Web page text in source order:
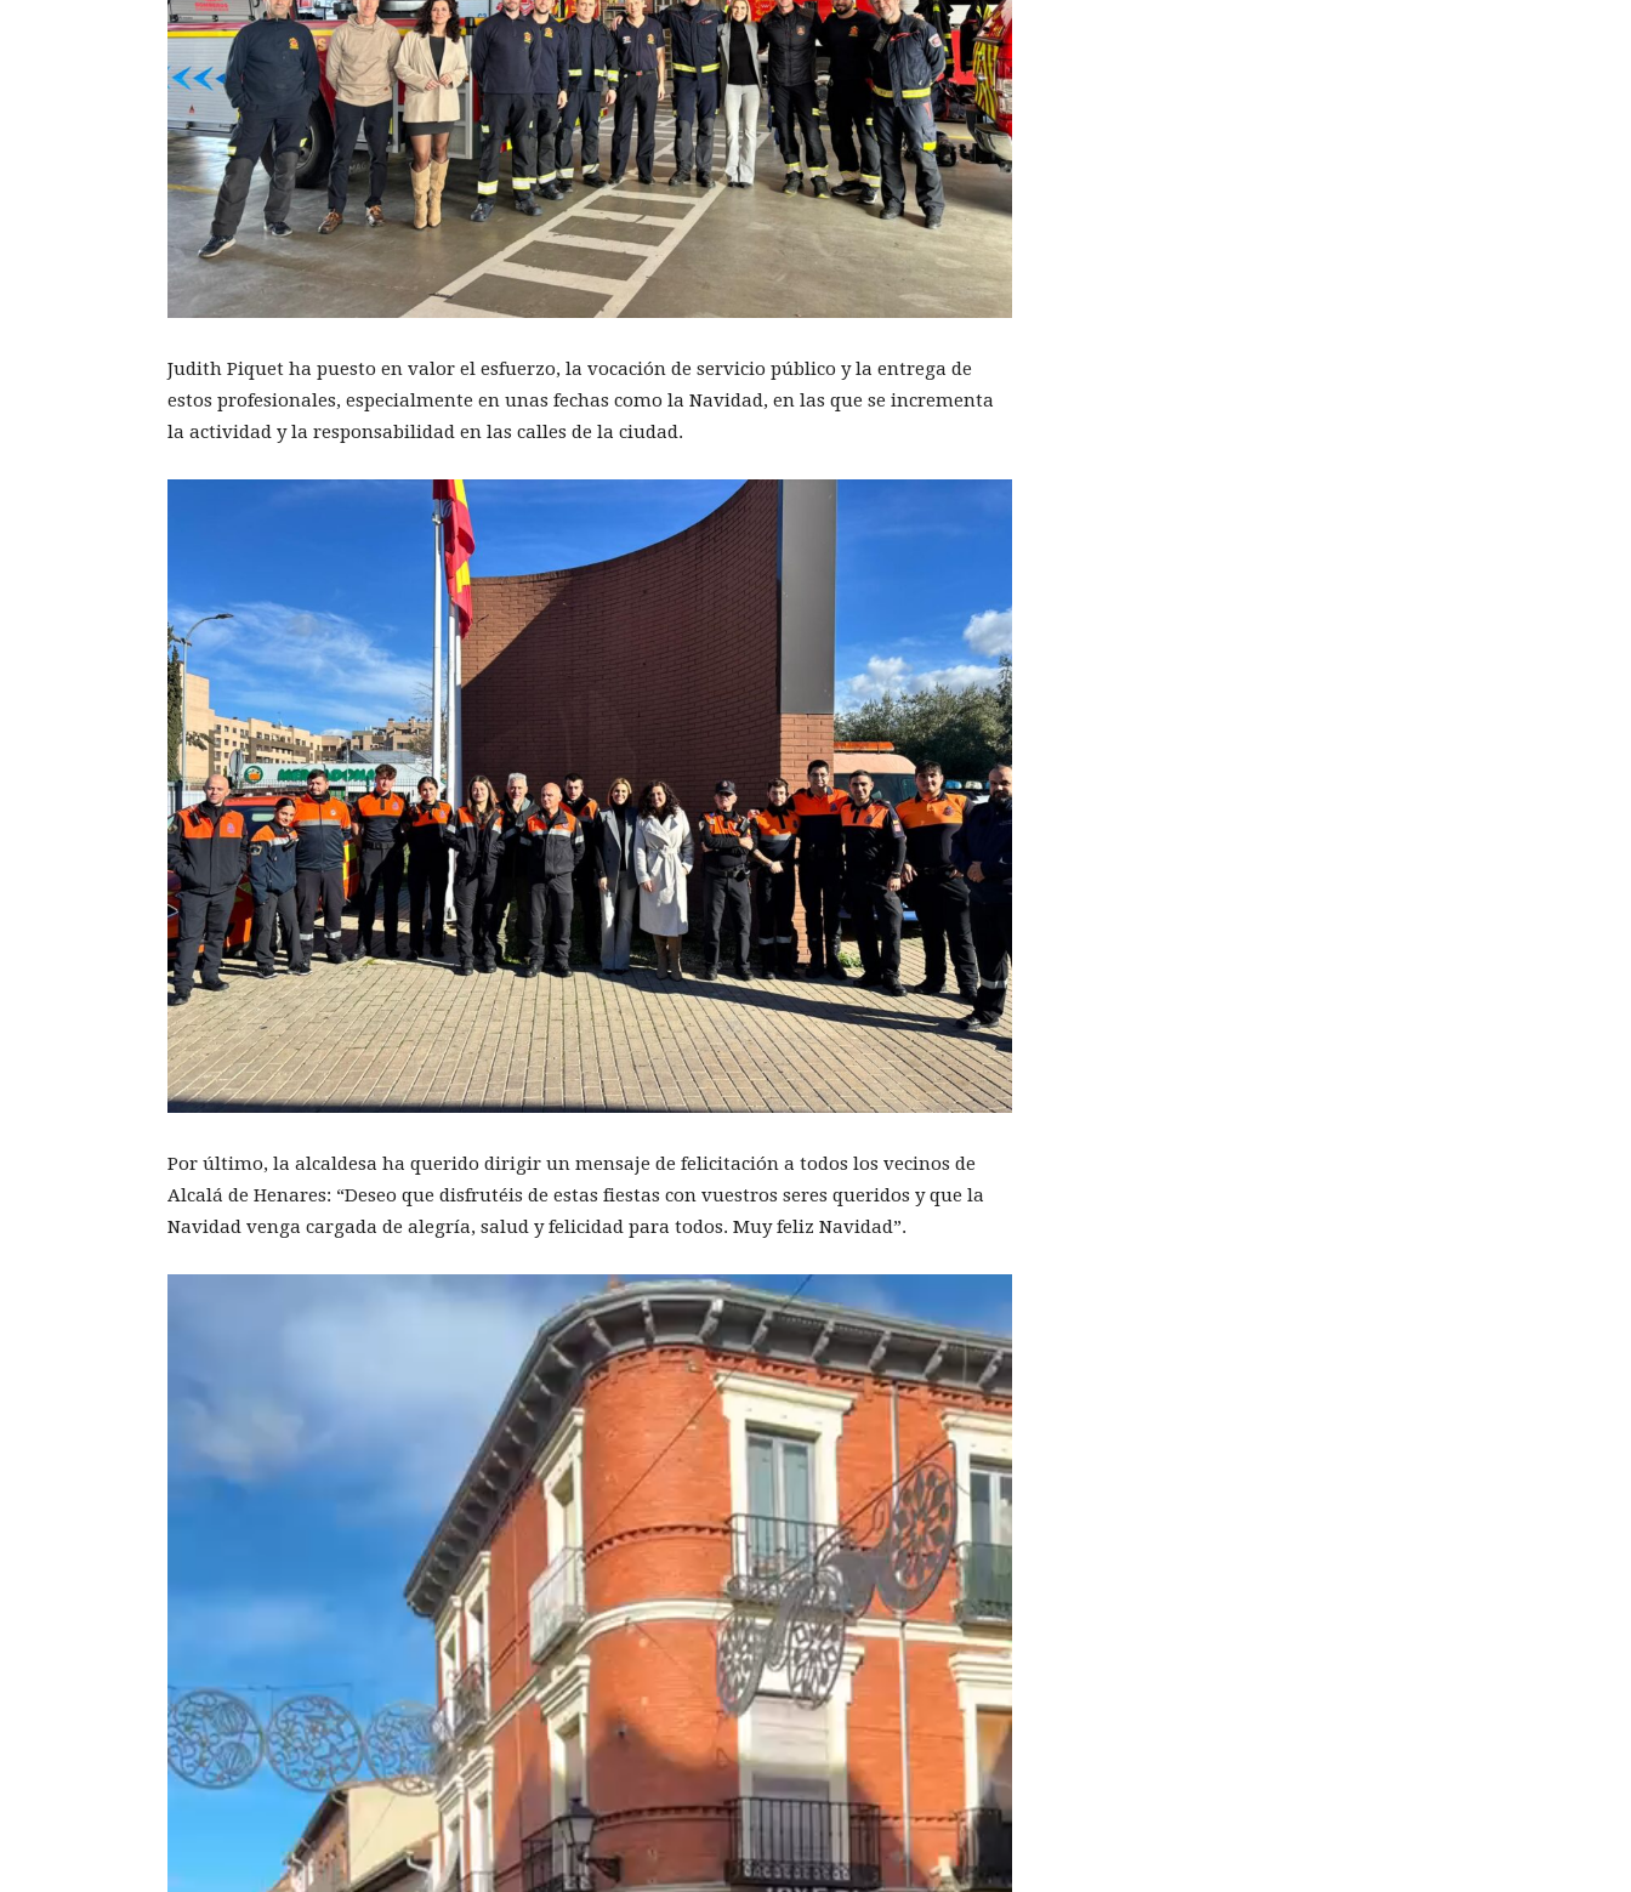
Judith Piquet ha puesto en valor el esfuerzo, la vocación de servicio público y la entrega de
estos profesionales, especialmente en unas fechas como la Navidad, en las que se incrementa
la actividad y la responsabilidad en las calles de la ciudad.
Por último, la alcaldesa ha querido dirigir un mensaje de felicitación a todos los vecinos de
Alcalá de Henares: “Deseo que disfrutéis de estas fiestas con vuestros seres queridos y que la
Navidad venga cargada de alegría, salud y felicidad para todos. Muy feliz Navidad”.